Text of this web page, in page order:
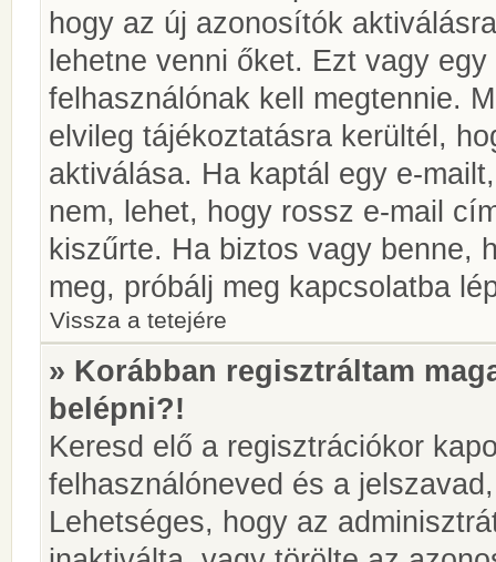
hogy az új azonosítók
lehetne venni őket. Ezt vagy
felhasználónak kell megtennie.
elvileg tájékoztatásra kerültél,
aktiválása. Ha kaptál egy e-
nem, lehet, hogy rossz e-mail
kiszűrte. Ha biztos vagy benne,
meg, próbálj meg kapcsolatba
Vissza a tetejére
» Korábban regisztráltam
belépni?!
Keresd elő a regisztrációkor
felhasználóneved és a
Lehetséges, hogy az